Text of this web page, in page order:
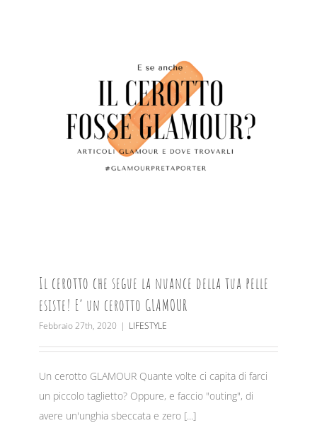
Il cerotto che segue la nuance della tua pelle
esiste! E’ un cerotto GLAMOUR
Febbraio 27th, 2020 | LIFESTYLE
Un cerotto GLAMOUR Quante volte ci capita di farci
un piccolo taglietto? Oppure, e faccio "outing", di
avere un'unghia sbeccata e zero [...]